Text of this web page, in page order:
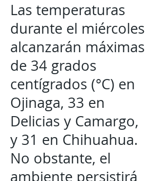
Las temperaturas
durante el miércoles
alcanzarán máximas
de 34 grados
centígrados (°C) en
Ojinaga, 33 en
Delicias y Camargo,
y 31 en Chihuahua.
No obstante, el
ambiente persistirá